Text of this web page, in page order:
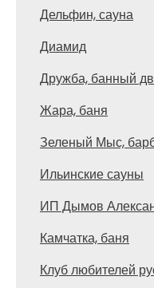
Дельфин, сауна
Диамид
Дружба, банный
Жара, баня
Зеленый Мыс,
Ильинские сауны
ИП Дымов
Камчатка, баня
Клуб любителей